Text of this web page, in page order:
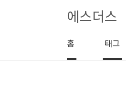
에스더스
홈 태그